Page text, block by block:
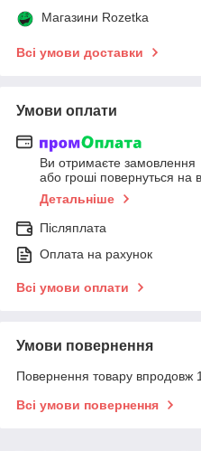
Магазини Rozetka
Всі умови доставки
Умови оплати
Ви отримаєте замовлення
або гроші повернуться на
Детальніше
Післяплата
Оплата на рахунок
Всі умови оплати
Умови повернення
Повернення товару впродовж
Всі умови повернення